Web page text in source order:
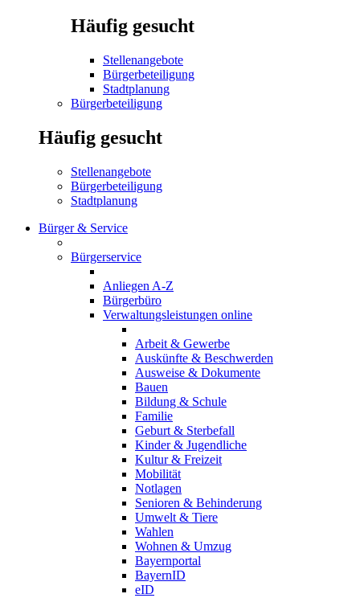
Häufig gesucht
Stellenangebote
Bürgerbeteiligung
Stadtplanung
Bürgerbeteiligung
Häufig gesucht
Stellenangebote
Bürgerbeteiligung
Stadtplanung
Bürger & Service
Bürgerservice
Anliegen A-Z
Bürgerbüro
Verwaltungsleistungen online
Arbeit & Gewerbe
Auskünfte & Beschwerden
Ausweise & Dokumente
Bauen
Bildung & Schule
Familie
Geburt & Sterbefall
Kinder & Jugendliche
Kultur & Freizeit
Mobilität
Notlagen
Senioren & Behinderung
Umwelt & Tiere
Wahlen
Wohnen & Umzug
Bayernportal
BayernID
eID